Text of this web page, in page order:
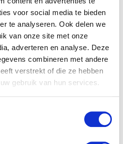
voor social media te bieden
te analyseren. Ook delen we
van onze site met onze
adverteren en analyse. Deze
combineren met andere
verstrekt of die ze hebben
gebruik van hun services.